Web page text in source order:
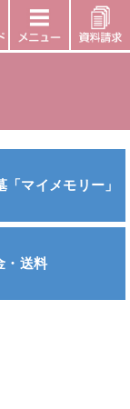
「マイメモリー」
・送料